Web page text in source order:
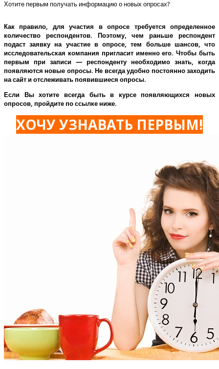
Хотите первым получать информацию о новых опросах?
Как правило, для участия в опросе требуется определенное
количество респондентов. Поэтому, чем раньше респондент
подаст заявку на участие в опросе, тем больше шансов, что
исследовательская компания пригласит именно его.Чтобы быть
первым при записи — респонденту необходимо знать, когда
появляются новые опросы. Не всегда удобно постоянно заходить
на сайт и отслеживать появившиеся опросы.
Если Вы хотите всегда быть в курсе появляющихся новых
опросов, пройдите по ссылке ниже.
ХОЧУ УЗНАВАТЬ ПЕРВЫМ!